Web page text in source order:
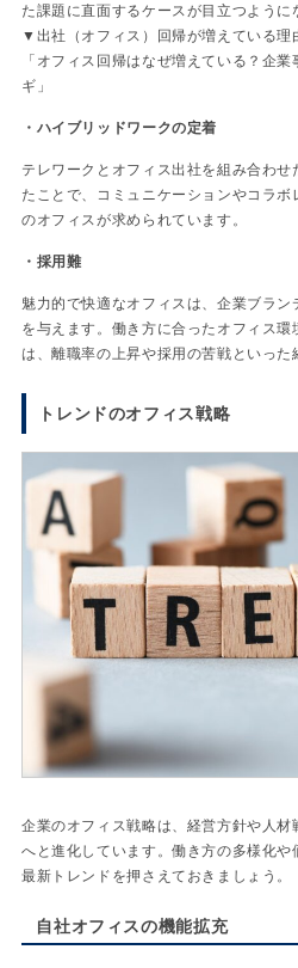
た課題に直面するケースが目立つように
▼出社（オフィス）回帰が増えている理
「オフィス回帰はなぜ増えている？企
ギ」
・ハイブリッドワークの定着
テレワークとオフィス出社を組み合わ
たことで、コミュニケーションやコラ
のオフィスが求められています。
・採用難
魅力的で快適なオフィスは、企業ブラ
を与えます。働き方に合ったオフィス
は、離職率の上昇や採用の苦戦といった
トレンドのオフィス戦略
企業のオフィス戦略は、経営方針や人
へと進化しています。働き方の多様化や
最新トレンドを押さえておきましょう。
自社オフィスの機能拡充